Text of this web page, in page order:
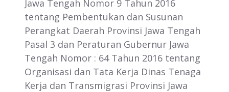
Jawa Tengah Nomor 9 Tahun 2016
tentang Pembentukan dan Susunan
Perangkat Daerah Provinsi Jawa Tengah
Pasal 3 dan Peraturan Gubernur Jawa
Tengah Nomor : 64 Tahun 2016 tentang
Organisasi dan Tata Kerja Dinas Tenaga
Kerja dan Transmigrasi Provinsi Jawa